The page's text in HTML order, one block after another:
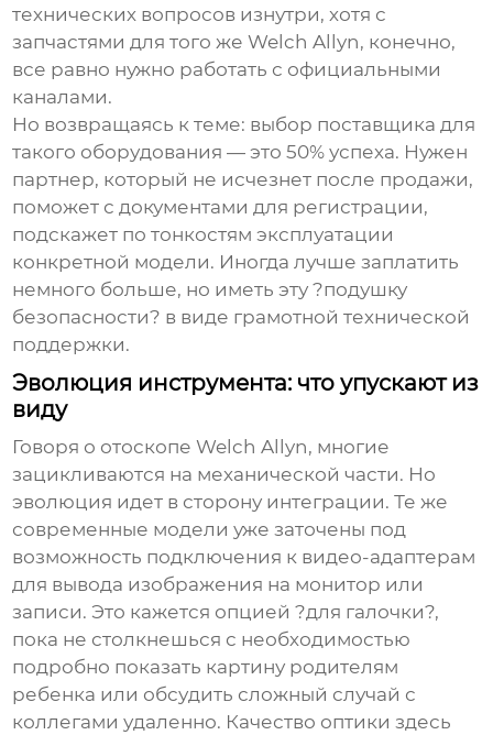
технических вопросов изнутри, хотя с
запчастями для того же Welch Allyn, конечно,
все равно нужно работать с официальными
каналами.
Но возвращаясь к теме: выбор поставщика для
такого оборудования — это 50% успеха. Нужен
партнер, который не исчезнет после продажи,
поможет с документами для регистрации,
подскажет по тонкостям эксплуатации
конкретной модели. Иногда лучше заплатить
немного больше, но иметь эту ?подушку
безопасности? в виде грамотной технической
поддержки.
Эволюция инструмента: что упускают из
виду
Говоря о отоскопе Welch Allyn, многие
зацикливаются на механической части. Но
эволюция идет в сторону интеграции. Те же
современные модели уже заточены под
возможность подключения к видео-адаптерам
для вывода изображения на монитор или
записи. Это кажется опцией ?для галочки?,
пока не столкнешься с необходимостью
подробно показать картину родителям
ребенка или обсудить сложный случай с
коллегами удаленно. Качество оптики здесь